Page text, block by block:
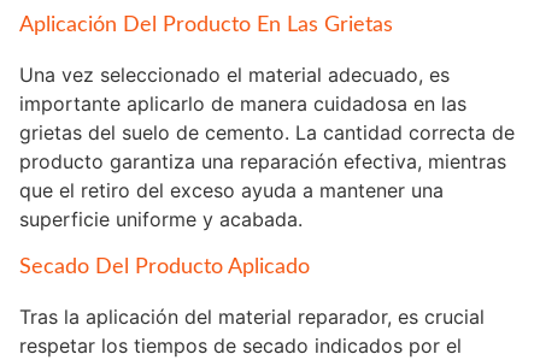
Aplicación Del Producto En Las Grietas
Una vez seleccionado el material adecuado, es
importante aplicarlo de manera cuidadosa en las
grietas del suelo de cemento. La cantidad correcta de
producto garantiza una reparación efectiva, mientras
que el retiro del exceso ayuda a mantener una
superficie uniforme y acabada.
Secado Del Producto Aplicado
Tras la aplicación del material reparador, es crucial
respetar los tiempos de secado indicados por el